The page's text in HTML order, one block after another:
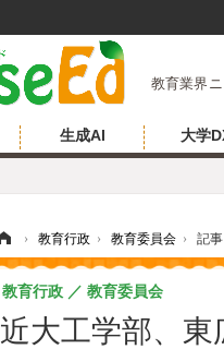
教育業界
生成AI 大学
› 教育行政 › 教育委員会 › 記事
近大工学部、
教育行政 教育委員会